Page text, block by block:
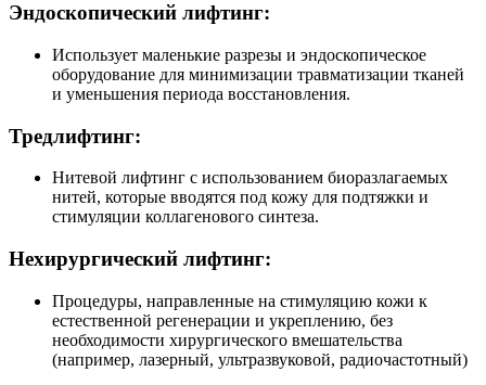
Эндоскопический лифтинг:
Использует маленькие разрезы и эндоскопическое
оборудование для минимизации травматизации тканей
и уменьшения периода восстановления.
Тредлифтинг:
Нитевой лифтинг с использованием биоразлагаемых
нитей, которые вводятся под кожу для подтяжки и
стимуляции коллагенового синтеза.
Нехирургический лифтинг:
Процедуры, направленные на стимуляцию кожи к
естественной регенерации и укреплению, без
необходимости хирургического вмешательства
(например, лазерный, ультразвуковой, радиочастотный)